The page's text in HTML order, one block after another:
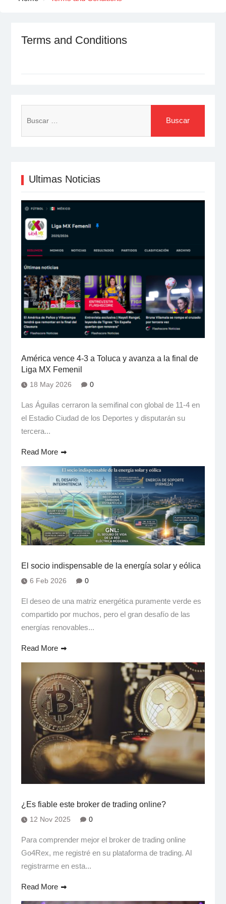
Terms and Conditions
Ultimas Noticias
América vence 4-3 a Toluca y avanza a la final de
Liga MX Femenil
18 May 2026 0
Las Águilas cerraron la semifinal con global de 11-4 en
el Estadio Ciudad de los Deportes y disputarán su
tercera...
Read More
El socio indispensable de la energía solar y eólica
6 Feb 2026 0
El deseo de una matriz energética puramente verde es
compartido por muchos, pero el gran desafío de las
energías renovables...
Read More
¿Es fiable este broker de trading online?
12 Nov 2025 0
Para comprender mejor el broker de trading online
Go4Rex, me registré en su plataforma de trading. Al
registrarme en esta...
Read More